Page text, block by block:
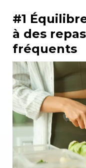
#1
à des
fréquents